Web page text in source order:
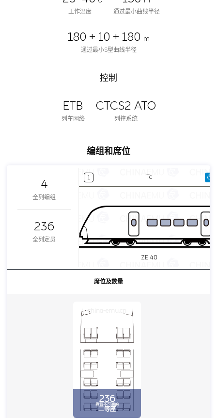
工作温度
通过最小曲线半径
180 + 10 + 180 m
通过最小S型曲线半径
控制
ETB
列车网络
CTCS2 ATO
列控系统
编组和席位
4
全列编组
236
全列定员
1 Tc
ZE 48
席位及数量
236
靠背不可调的
二等座
china-emu.cn